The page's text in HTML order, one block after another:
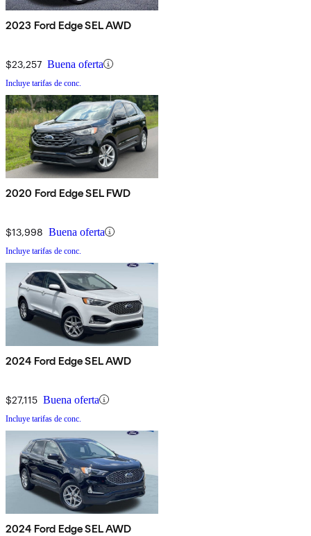
2023 Ford Edge SEL AWD
$23,257 Buena oferta
Incluye tarifas de conc.
2020 Ford Edge SEL FWD
$13,998 Buena oferta
Incluye tarifas de conc.
2024 Ford Edge SEL AWD
$27,115 Buena oferta
Incluye tarifas de conc.
2024 Ford Edge SEL AWD